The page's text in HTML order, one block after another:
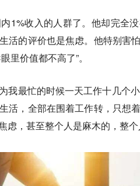
1%收入的人群了。他却完全
活的评价也是焦虑。他特别害
里价值都不高了”。
我最忙的时候一天工作十几个
活，全部在围着工作转，只想
，甚至整个人是麻木的，整个